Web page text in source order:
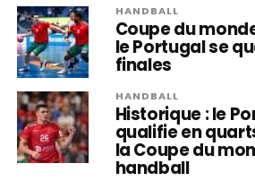
HANDBALL
Coupe du
le Portugal se
finales
HANDBALL
Historique : le
qualifie en
la Coupe du
handball